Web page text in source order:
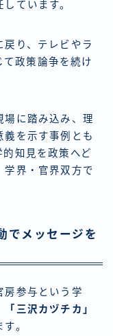
ています。
り、テレビやラ
政策論争を続け
場に踏み込み、理
を示す事例とも
知見を政策へど
学界・官界双方で
でメッセージを
房参与という学
「三沢カヅチカ」
。